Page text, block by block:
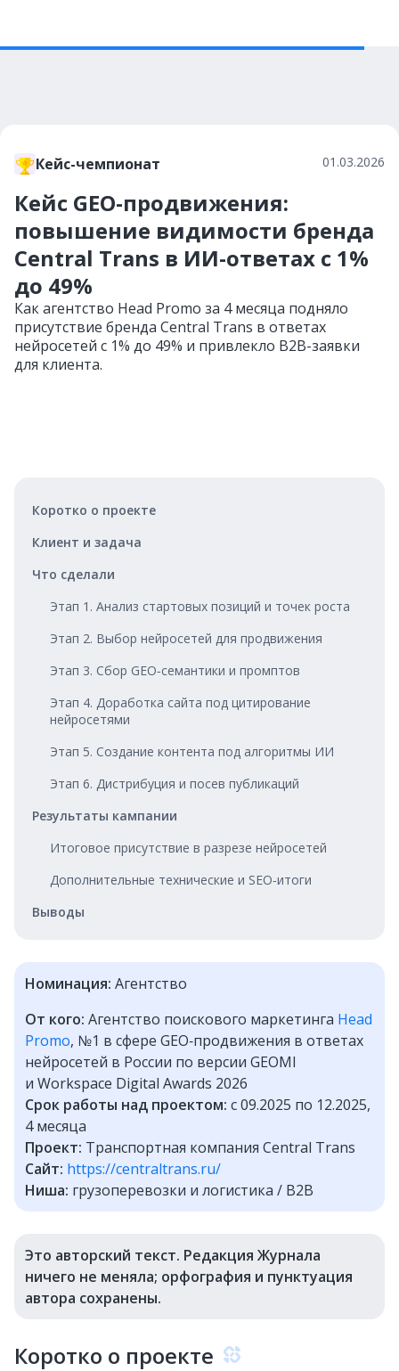
Кейс-чемпионат 01.03.2026
Кейс GEO-продвижения:
повышение видимости бренда
Central Trans в ИИ-ответах с 1%
до 49%
Как агентство Head Promo за 4 месяца подняло
присутствие бренда Central Trans в ответах
нейросетей с 1% до 49% и привлекло B2B-заявки
для клиента.
Коротко о проекте
Клиент и задача
Что сделали
Этап 1. Анализ стартовых позиций и точек роста
Этап 2. Выбор нейросетей для продвижения
Этап 3. Сбор GEO‑семантики и промптов
Этап 4. Доработка сайта под цитирование
нейросетями
Этап 5. Создание контента под алгоритмы ИИ
Этап 6. Дистрибуция и посев публикаций
Результаты кампании
Итоговое присутствие в разрезе нейросетей
Дополнительные технические и SEO‑итоги
Выводы
Номинация: Агентство
От кого: Агентство поискового маркетинга Head
Promo, №1 в сфере GEO‑продвижения в ответах
нейросетей в России по версии GEOMI
и Workspace Digital Awards 2026
Срок работы над проектом: с 09.2025 по 12.2025,
4 месяца
Проект: Транспортная компания Central Trans
Сайт: https://centraltrans.ru/
Ниша: грузоперевозки и логистика / B2B
Это авторский текст. Редакция Журнала
ничего не меняла; орфография и пунктуация
автора сохранены.
Коротко о проекте